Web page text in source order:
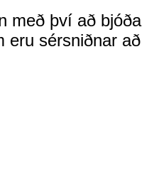
með því að bjóða
eru sérsniðnar að